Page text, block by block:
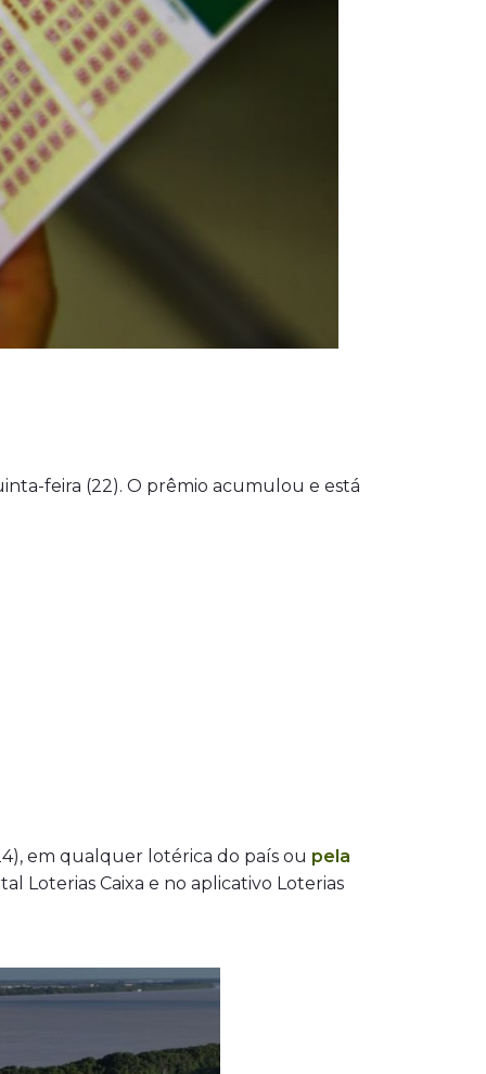
feira (22). O prêmio acumulou e está
em qualquer lotérica do país ou pela
Loterias Caixa e no aplicativo Loterias